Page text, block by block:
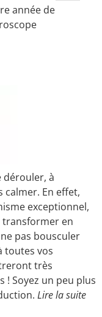
année de
dérouler, à
calmer. En effet,
exceptionnel,
en
pas bousculer
toutes vos
très
! Soyez un peu plus
Lire la suite